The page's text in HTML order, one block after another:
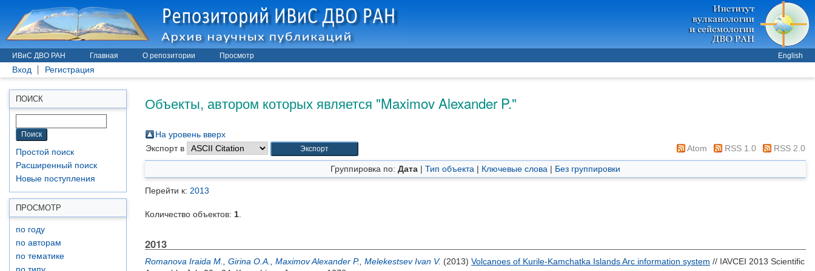
ИВиС ДВО РАН Главная О репозитории Просмотр English
Вход Регистрация
ПОИСК
Простой поиск
Расширенный поиск
Новые поступления
ПРОСМОТР
по году
по авторам
по тематике
Объекты, автором которых является "Maximov Alexander P."
На уровень вверх
Экспорт в
Atom RSS 1.0 RSS 2.0
Группировка по: Дата | Тип объекта | Ключевые слова | Без группировки
Перейти к: 2013
Количество объектов: 1
2013
Romanova Iraida M. Girina O.A. Maximov Alexander P. Melekestsev Ivan V. (2013) Volcanoes of Kurile-Kamchatka Islands Arc information system // IAVCEI 2013 Scientific